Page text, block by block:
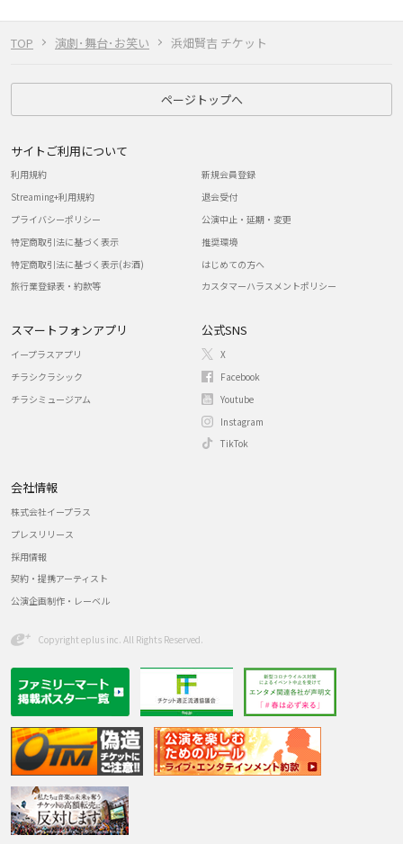
TOP 演劇･舞台･お笑い 浜畑賢吉 チケット
ページトップへ
サイトご利用について
利用規約
Streaming+利用規約
プライバシーポリシー
特定商取引法に基づく表示
特定商取引法に基づく表示(お酒)
旅行業登録表・約款等
新規会員登録
退会受付
公演中止・延期・変更
推奨環境
はじめての方へ
カスタマーハラスメントポリシー
スマートフォンアプリ
イープラスアプリ
チラシクラシック
チラシミュージアム
公式SNS
X
Facebook
Youtube
Instagram
TikTok
会社情報
株式会社イープラス
プレスリリース
採用情報
契約・提携アーティスト
公演企画制作・レーベル
Copyright eplus inc. All Rights Reserved.